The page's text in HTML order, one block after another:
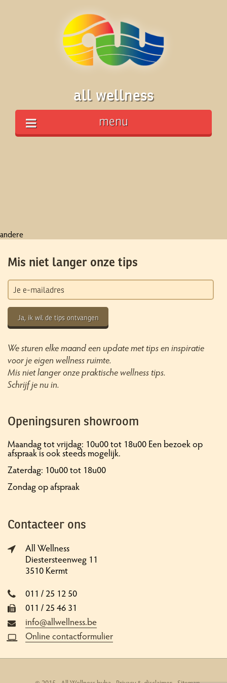
all wellness
menu
andere
Mis niet langer onze tips
Ja, ik wil de tips ontvangen
We sturen elke maand een update met tips en inspiratie
voor je eigen wellness ruimte.
Mis niet langer onze praktische wellness tips.
Schrijf je nu in.
Openingsuren showroom
Maandag tot vrijdag: 10u00 tot 18u00 Een bezoek op
afspraak is ook steeds mogelijk.
Zaterdag: 10u00 tot 18u00
Zondag op afspraak
Contacteer ons
All Wellness
Diestersteenweg 11
3510 Kermt
011 / 25 12 50
011 / 25 46 31
info@allwellness.be
Online contactformulier